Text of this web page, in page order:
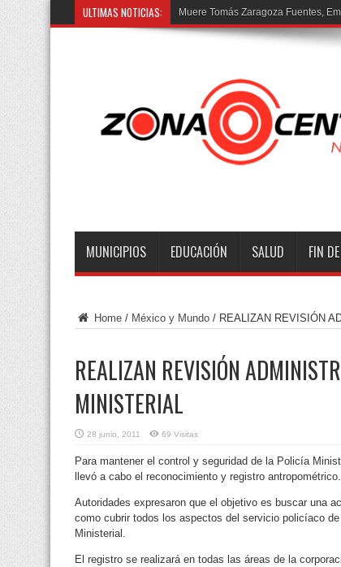
ULTIMAS NOTICIAS: Muere Tomás Zaragoza Fuentes,
MUNICIPIOS EDUCACIÓN SALUD FIN
Home / México y Mundo / REALIZAN REVISIÓN
REALIZAN REVISIÓN
MINISTERIAL
28 junio, 2011 69 Visitas
Para mantener el control y seguridad de la Policía
llevó a cabo el reconocimiento y registro antropométrico.
Autoridades expresaron que el objetivo es buscar una
como cubrir todos los aspectos del servicio policíaco
Ministerial.
El registro se realizará en todas las áreas de la